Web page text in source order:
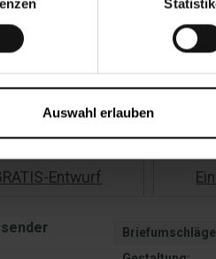
Auswahl erlauben
Entwurf